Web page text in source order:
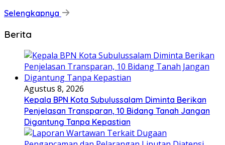
Selengkapnya
Berita
Agustus 8, 2026
Kepala BPN Kota Subulussalam Diminta Berikan
Penjelasan Transparan, 10 Bidang Tanah Jangan
Digantung Tanpa Kepastian